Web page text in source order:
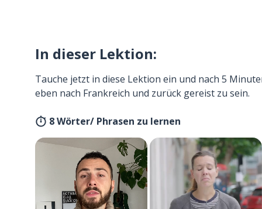
In dieser Lektion:
Tauche jetzt in diese Lektion ein und nach 5
eben nach Frankreich und zurück gereist zu sein.
8 Wörter/ Phrasen zu lernen